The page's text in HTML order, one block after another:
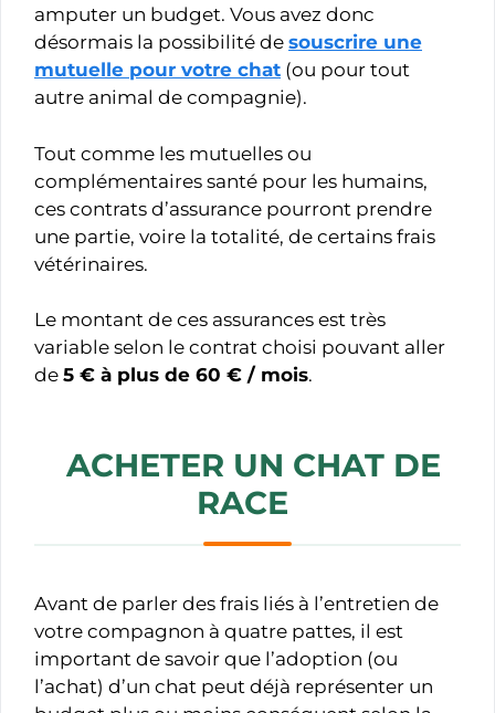
amputer un budget. Vous avez donc
désormais la possibilité de souscrire une
mutuelle pour votre chat (ou pour tout
autre animal de compagnie).
Tout comme les mutuelles ou
complémentaires santé pour les humains,
ces contrats d’assurance pourront prendre
une partie, voire la totalité, de certains frais
vétérinaires.
Le montant de ces assurances est très
variable selon le contrat choisi pouvant aller
de 5 € à plus de 60 € / mois.
ACHETER UN CHAT DE
RACE
Avant de parler des frais liés à l’entretien de
votre compagnon à quatre pattes, il est
important de savoir que l’adoption (ou
l’achat) d’un chat peut déjà représenter un